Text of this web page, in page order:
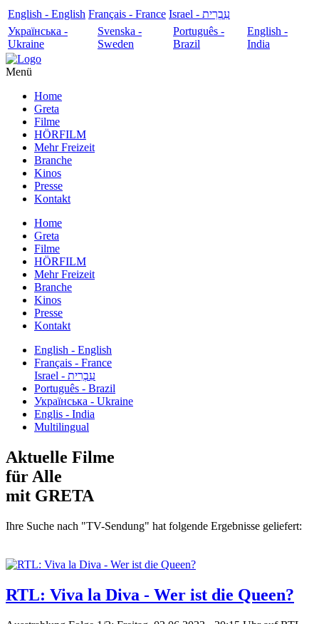
English - English Français - France
עִבְרִית - Israel
Українська -
Ukraine
Svenska -
Sweden
Português -
Brazil
English -
India
Menü
Home
Greta
Filme
HÖRFILM
Mehr Freizeit
Branche
Kinos
Presse
Kontakt
Home
Greta
Filme
HÖRFILM
Mehr Freizeit
Branche
Kinos
Presse
Kontakt
English - English
Français - France
עִבְרִית - Israel
Português - Brazil
Українська - Ukraine
Englis - India
Multilingual
Aktuelle Filme
für Alle
mit GRETA
Ihre Suche nach "TV-Sendung" hat folgende Ergebnisse geliefert:
RTL: Viva la Diva - Wer ist die Queen?